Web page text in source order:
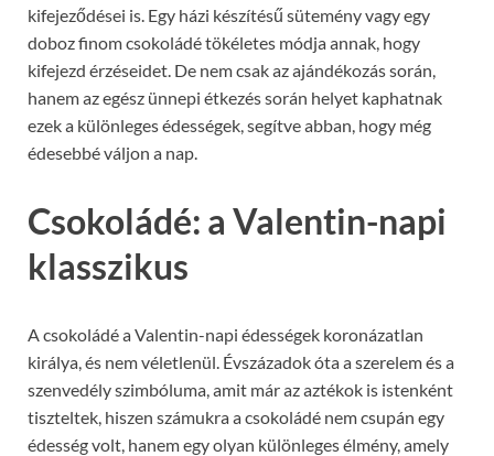
kifejeződései is. Egy házi készítésű sütemény vagy egy
doboz finom csokoládé tökéletes módja annak, hogy
kifejezd érzéseidet. De nem csak az ajándékozás során,
hanem az egész ünnepi étkezés során helyet kaphatnak
ezek a különleges édességek, segítve abban, hogy még
édesebbé váljon a nap.
Csokoládé: a Valentin-napi
klasszikus
A csokoládé a Valentin-napi édességek koronázatlan
királya, és nem véletlenül. Évszázadok óta a szerelem és a
szenvedély szimbóluma, amit már az aztékok is istenként
tiszteltek, hiszen számukra a csokoládé nem csupán egy
édesség volt, hanem egy olyan különleges élmény, amely